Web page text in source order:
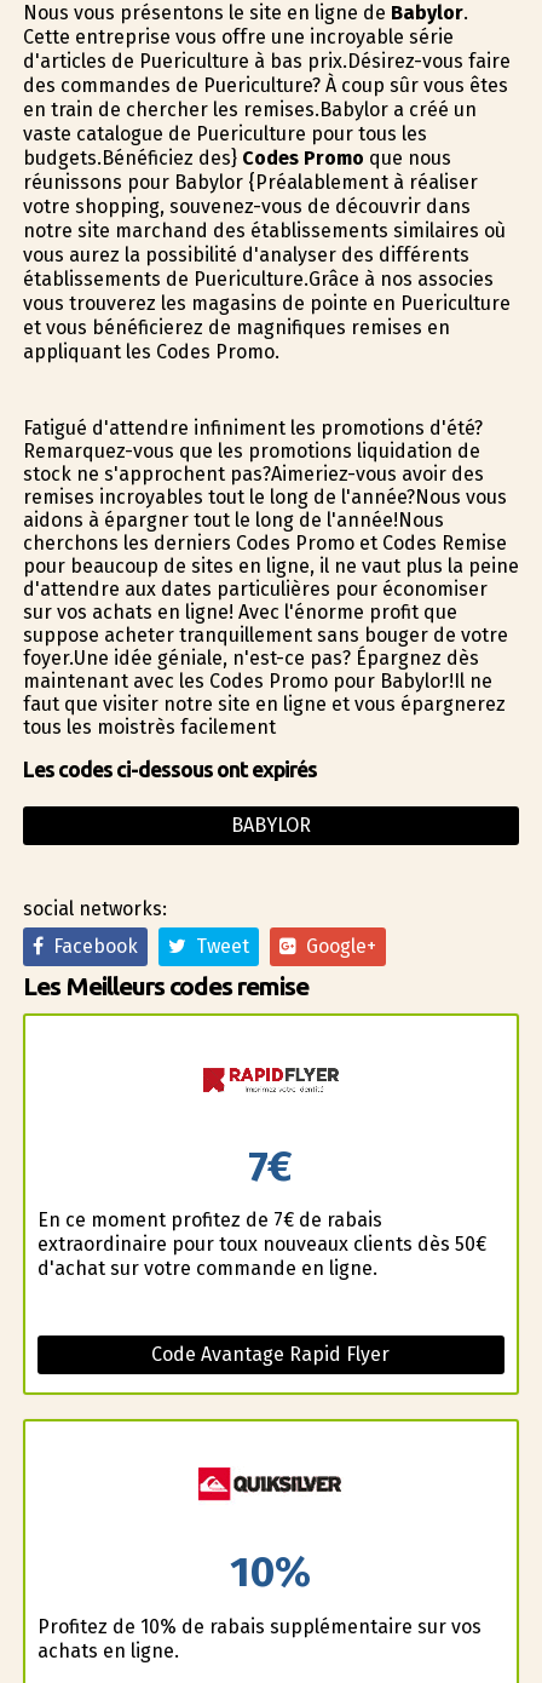
Nous vous présentons le site en ligne de Babylor.
Cette entreprise vous offre une incroyable série
d'articles de Puericulture à bas prix.Désirez-vous faire
des commandes de Puericulture? À coup sûr vous êtes
en train de chercher les remises.Babylor a créé un
vaste catalogue de Puericulture pour tous les
budgets.Bénéficiez des} Codes Promo que nous
réunissons pour Babylor {Préalablement à réaliser
votre shopping, souvenez-vous de découvrir dans
notre site marchand des établissements similaires où
vous aurez la possibilité d'analyser des différents
établissements de Puericulture.Grâce à nos associes
vous trouverez les magasins de pointe en Puericulture
et vous bénéficierez de magnifiques remises en
appliquant les Codes Promo.
Fatigué d'attendre infiniment les promotions d'été?
Remarquez-vous que les promotions liquidation de
stock ne s'approchent pas?Aimeriez-vous avoir des
remises incroyables tout le long de l'année?Nous vous
aidons à épargner tout le long de l'année!Nous
cherchons les derniers Codes Promo et Codes Remise
pour beaucoup de sites en ligne, il ne vaut plus la peine
d'attendre aux dates particulières pour économiser
sur vos achats en ligne! Avec l'énorme profit que
suppose acheter tranquillement sans bouger de votre
foyer.Une idée géniale, n'est-ce pas? Épargnez dès
maintenant avec les Codes Promo pour Babylor!Il ne
faut que visiter notre site en ligne et vous épargnerez
tous les moistrès facilement
Les codes ci-dessous ont expirés
BABYLOR
social networks:
Facebook
Tweet Google+
Les Meilleurs codes remise
7€
En ce moment profitez de 7€ de rabais
extraordinaire pour toux nouveaux clients dès 50€
d'achat sur votre commande en ligne.
Code Avantage Rapid Flyer
10%
Profitez de 10% de rabais supplémentaire sur vos
achats en ligne.